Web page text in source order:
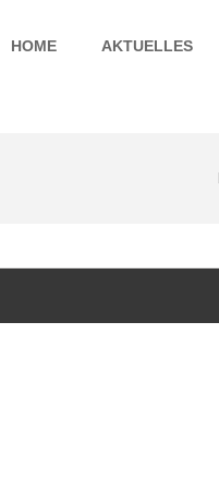
HOME AKTUELLES